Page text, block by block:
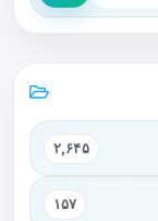
۲,۶۴۵
۱۵۷